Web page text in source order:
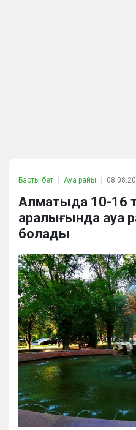
Басты бет Ауа райы
Алматыда 10-16
аралығында ауа
болады